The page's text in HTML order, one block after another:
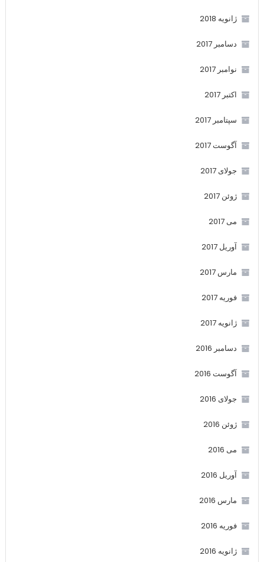
ژانویه 2018
دسامبر 2017
نوامبر 2017
اکتبر 2017
سپتامبر 2017
آگوست 2017
جولای 2017
ژوئن 2017
می 2017
آوریل 2017
مارس 2017
فوریه 2017
ژانویه 2017
دسامبر 2016
آگوست 2016
جولای 2016
ژوئن 2016
می 2016
آوریل 2016
مارس 2016
فوریه 2016
ژانویه 2016